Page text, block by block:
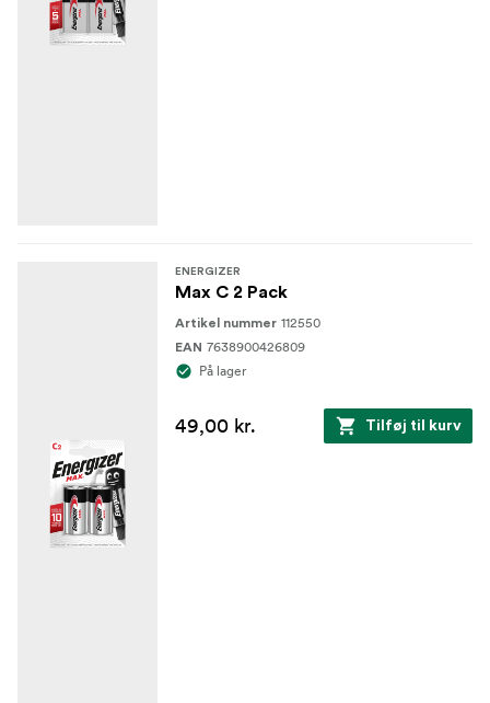
ENERGIZER
Max C 2 Pack
Artikel nummer 112550
EAN 7638900426809
På lager
49,00 kr. Tilføj til kurv